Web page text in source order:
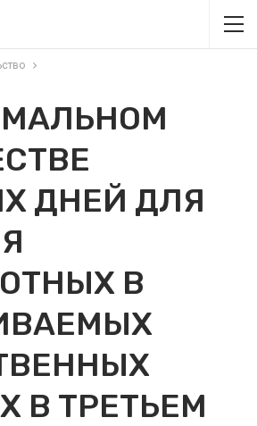
ДНЕЙ ДЛЯ
В
В ТРЕТЬЕМ